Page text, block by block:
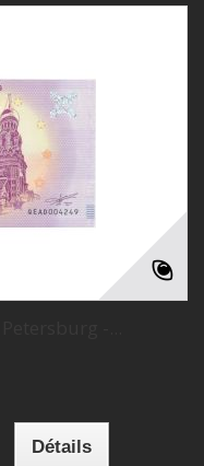
Détails